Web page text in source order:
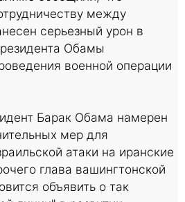
между
серьезный урон в
Обамы
военной операции
Барак Обама намерен
мер для
атаки на иранские
глава вашингтонской
объявить о так